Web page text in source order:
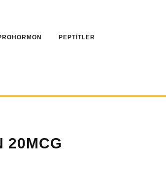
PEPTİTLER
20MCG